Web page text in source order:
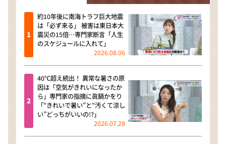
約10年後に南海トラフ巨大地震
は「必ず来る」 被害は東日本大
震災の15倍…専門家断言「人生
のスケジュールに入れて」
2026.08.06
40℃超え続出！ 異常な暑さの原
因は「空気がきれいになったか
ら」専門家の指摘に眞鍋かをり
「“きれいで暑い”と“汚くて涼し
い”どっちがいいの!?」
2026.07.28